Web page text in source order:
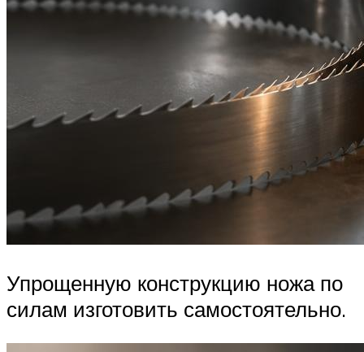
Упрощенную конструкцию ножа по
силам изготовить самостоятельно.